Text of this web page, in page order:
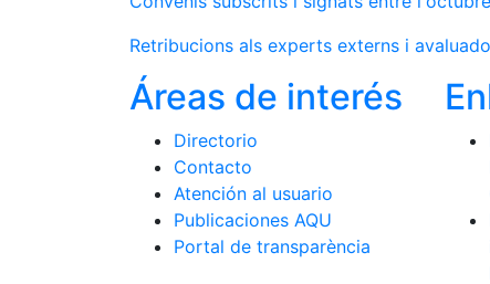
Retribucions als experts externs i
Áreas de interés
Directorio
Contacto
Atención al usuario
Publicaciones AQU
Portal de transparència